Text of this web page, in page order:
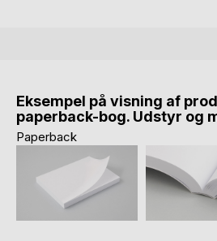
Eksempel på visning af
paperback-bog. Udstyr og
Paperback